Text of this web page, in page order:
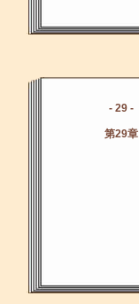
- 29 -
第29章